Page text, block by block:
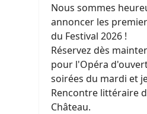
Nous sommes
annoncer les
du Festival 2026 !
Réservez dès
pour l'Opéra
soirées du mardi et
Rencontre littéraire
Château.